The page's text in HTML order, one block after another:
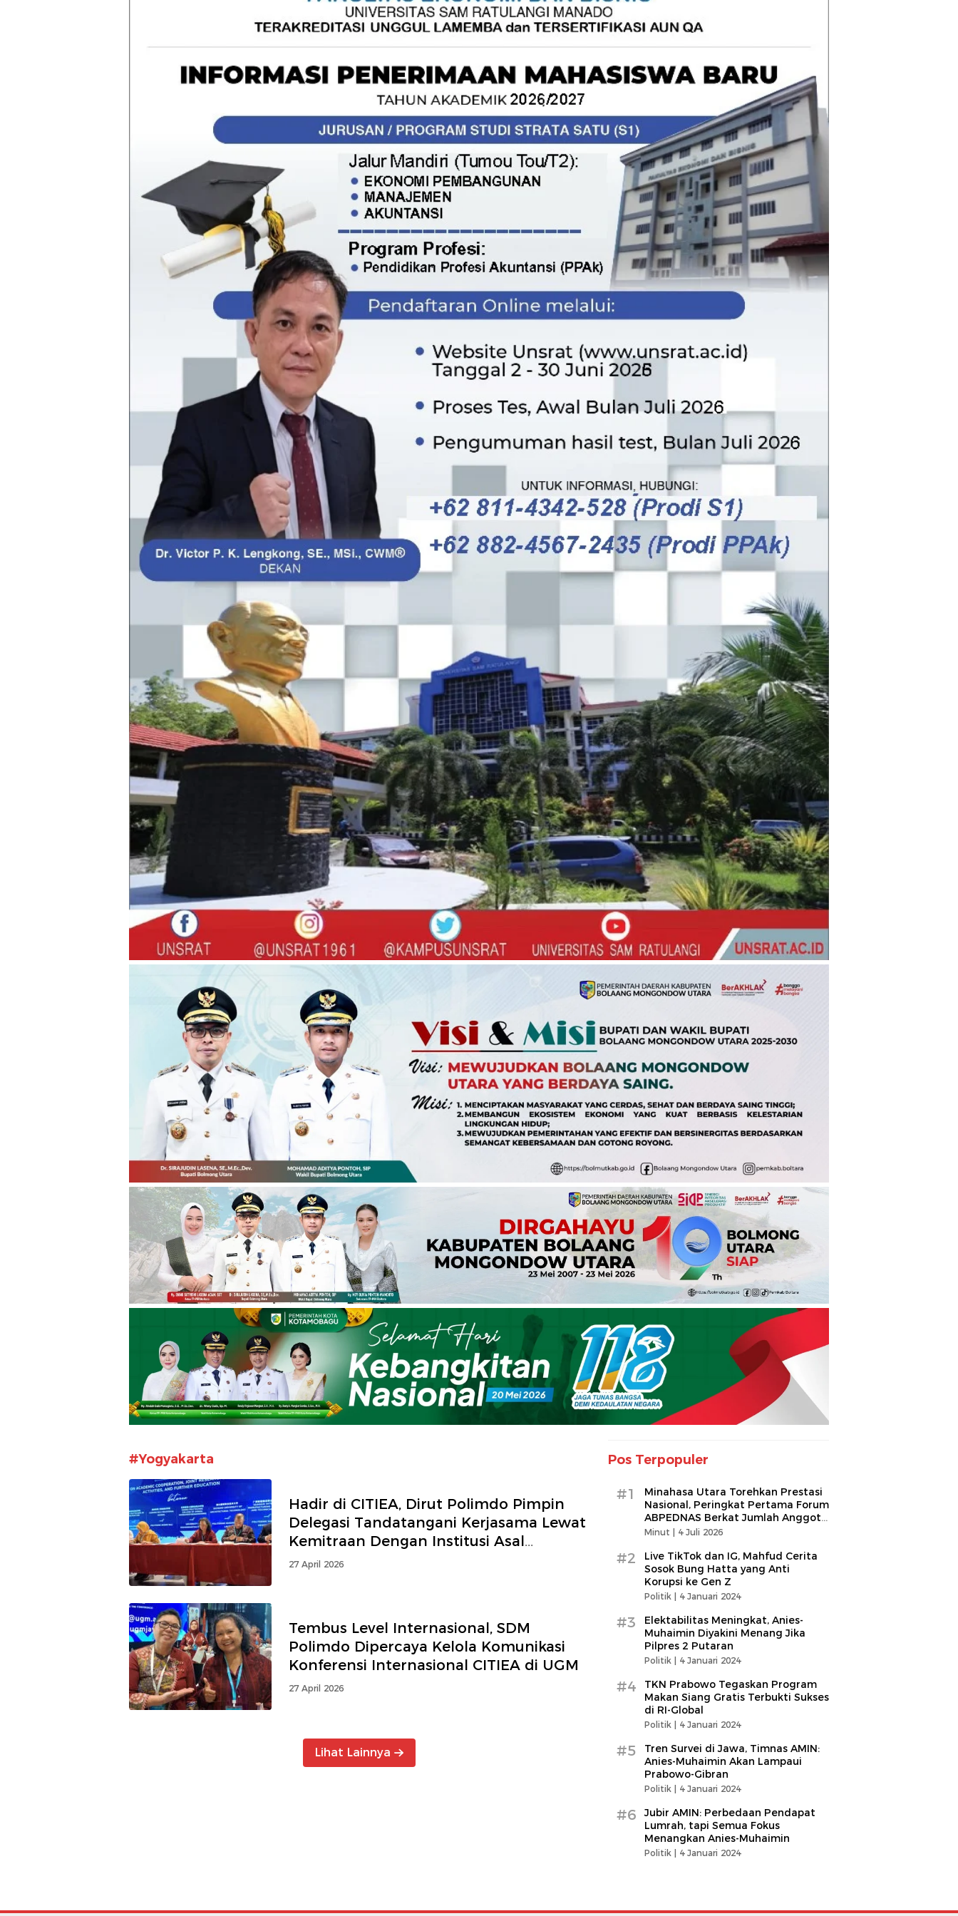
#Yogyakarta
Hadir di CITIEA, Dirut Polimdo Pimpin
Delegasi Tandatangani Kerjasama Lewat
Kemitraan Dengan Institusi Asal
Tiongkok
27 April 2026
Tembus Level Internasional, SDM
Polimdo Dipercaya Kelola Komunikasi
Konferensi Internasional CITIEA di UGM
27 April 2026
Lihat Lainnya
Pos Terpopuler
#1
Minahasa Utara Torehkan Prestasi
Nasional, Peringkat Pertama Forum
ABPEDNAS Berkat Jumlah Anggota
Terbanyak
Minut | 4 Juli 2026
#2
Live TikTok dan IG, Mahfud Cerita
Sosok Bung Hatta yang Anti
Korupsi ke Gen Z
Politik | 4 Januari 2024
#3
Elektabilitas Meningkat, Anies-
Muhaimin Diyakini Menang Jika
Pilpres 2 Putaran
Politik | 4 Januari 2024
#4
TKN Prabowo Tegaskan Program
Makan Siang Gratis Terbukti Sukses
di RI-Global
Politik | 4 Januari 2024
#5
Tren Survei di Jawa, Timnas AMIN:
Anies-Muhaimin Akan Lampaui
Prabowo-Gibran
Politik | 4 Januari 2024
#6
Jubir AMIN: Perbedaan Pendapat
Lumrah, tapi Semua Fokus
Menangkan Anies-Muhaimin
Politik | 4 Januari 2024